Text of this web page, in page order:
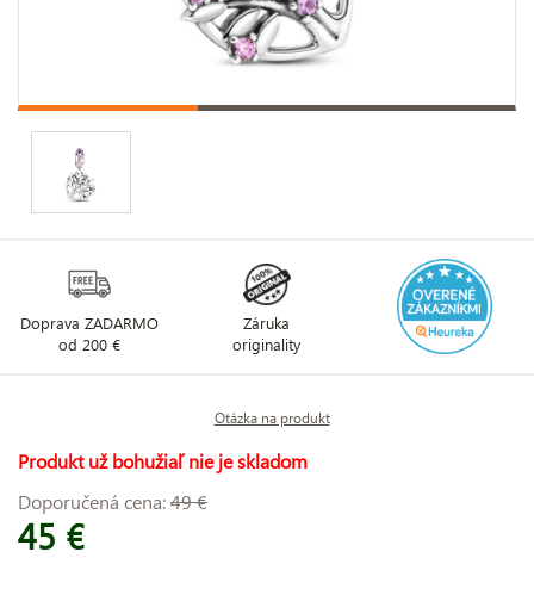
Doprava ZADARMO
od 200 €
Záruka
originality
Otázka na produkt
Produkt už bohužiaľ nie je skladom
Doporučená cena:49 €
45 €